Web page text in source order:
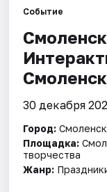
Событие
30 декабря
Город: Смоленск
Площадка:
творчества
Жанр: